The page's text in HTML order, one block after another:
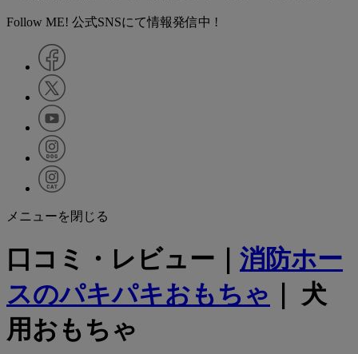
Follow ME! 公式SNSにて情報発信中 !
メニューを閉じる
口コミ・レビュー｜ 消防ホー
スのパキパキおもちゃ ｜ 犬
用おもちゃ